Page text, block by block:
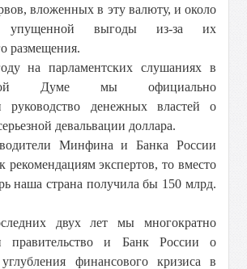
вложенных в эту валюту, и около
выгоды из-за их
размещения.
на парламентских слушаниях в
Думе мы официально
руководство денежных властей о
девальвации доллара.
Минфина и Банка России
рекомендациям экспертов, то вместо
наша страна получила бы 150 млрд.
двух лет мы многократно
правительство и Банк России о
финансового кризиса в